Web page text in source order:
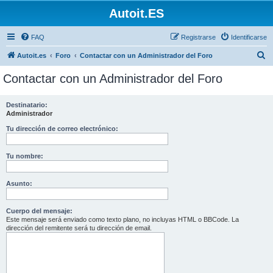
Autoit.ES
FAQ Identificarse
Registrarse
Autoit.es Foro Contactar con un Administrador del Foro
Contactar con un Administrador del Foro
Destinatario:
Administrador
Tu dirección de correo electrónico:
Tu nombre:
Asunto:
Cuerpo del mensaje:
Este mensaje será enviado como texto plano, no incluyas HTML o BBCode. La
dirección del remitente será tu dirección de email.